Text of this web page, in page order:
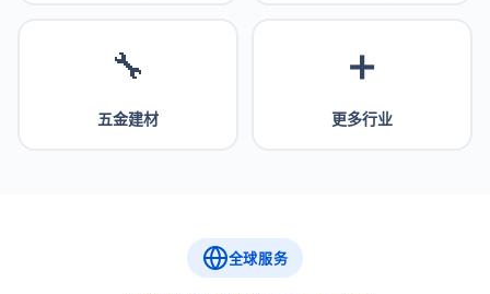
🔧
五金建材
➕
更多行业
全球服务